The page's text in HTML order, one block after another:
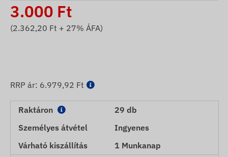
3.000 Ft
(2.362,20 Ft + 27% ÁFA)
RRP ár: 6.979,92 Ft
Raktáron
29 db
Személyes átvétel
Ingyenes
Várható kiszállítás
1 Munkanap